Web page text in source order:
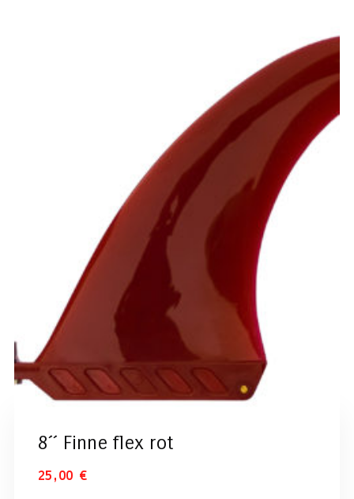
8´´ Finne flex rot
25,00 €